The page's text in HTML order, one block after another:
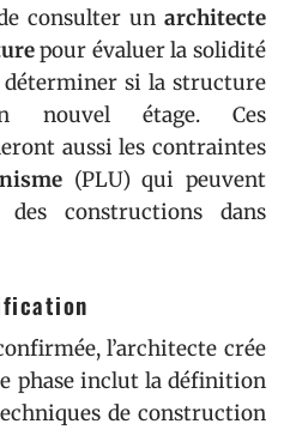
consulter un architecte
pour évaluer la solidité
déterminer si la structure
nouvel étage. Ces
aussi les contraintes
(PLU) qui peuvent
constructions dans
l’architecte crée
phase inclut la définition
de construction